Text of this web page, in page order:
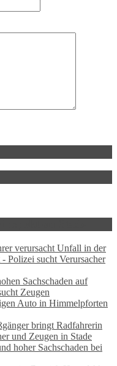
verursacht Unfall in der
Polizei sucht Verursacher
Sachschaden auf
Zeugen
Auto in Himmelpforten
bringt Radfahrerin
und Zeugen in Stade
hoher Sachschaden bei